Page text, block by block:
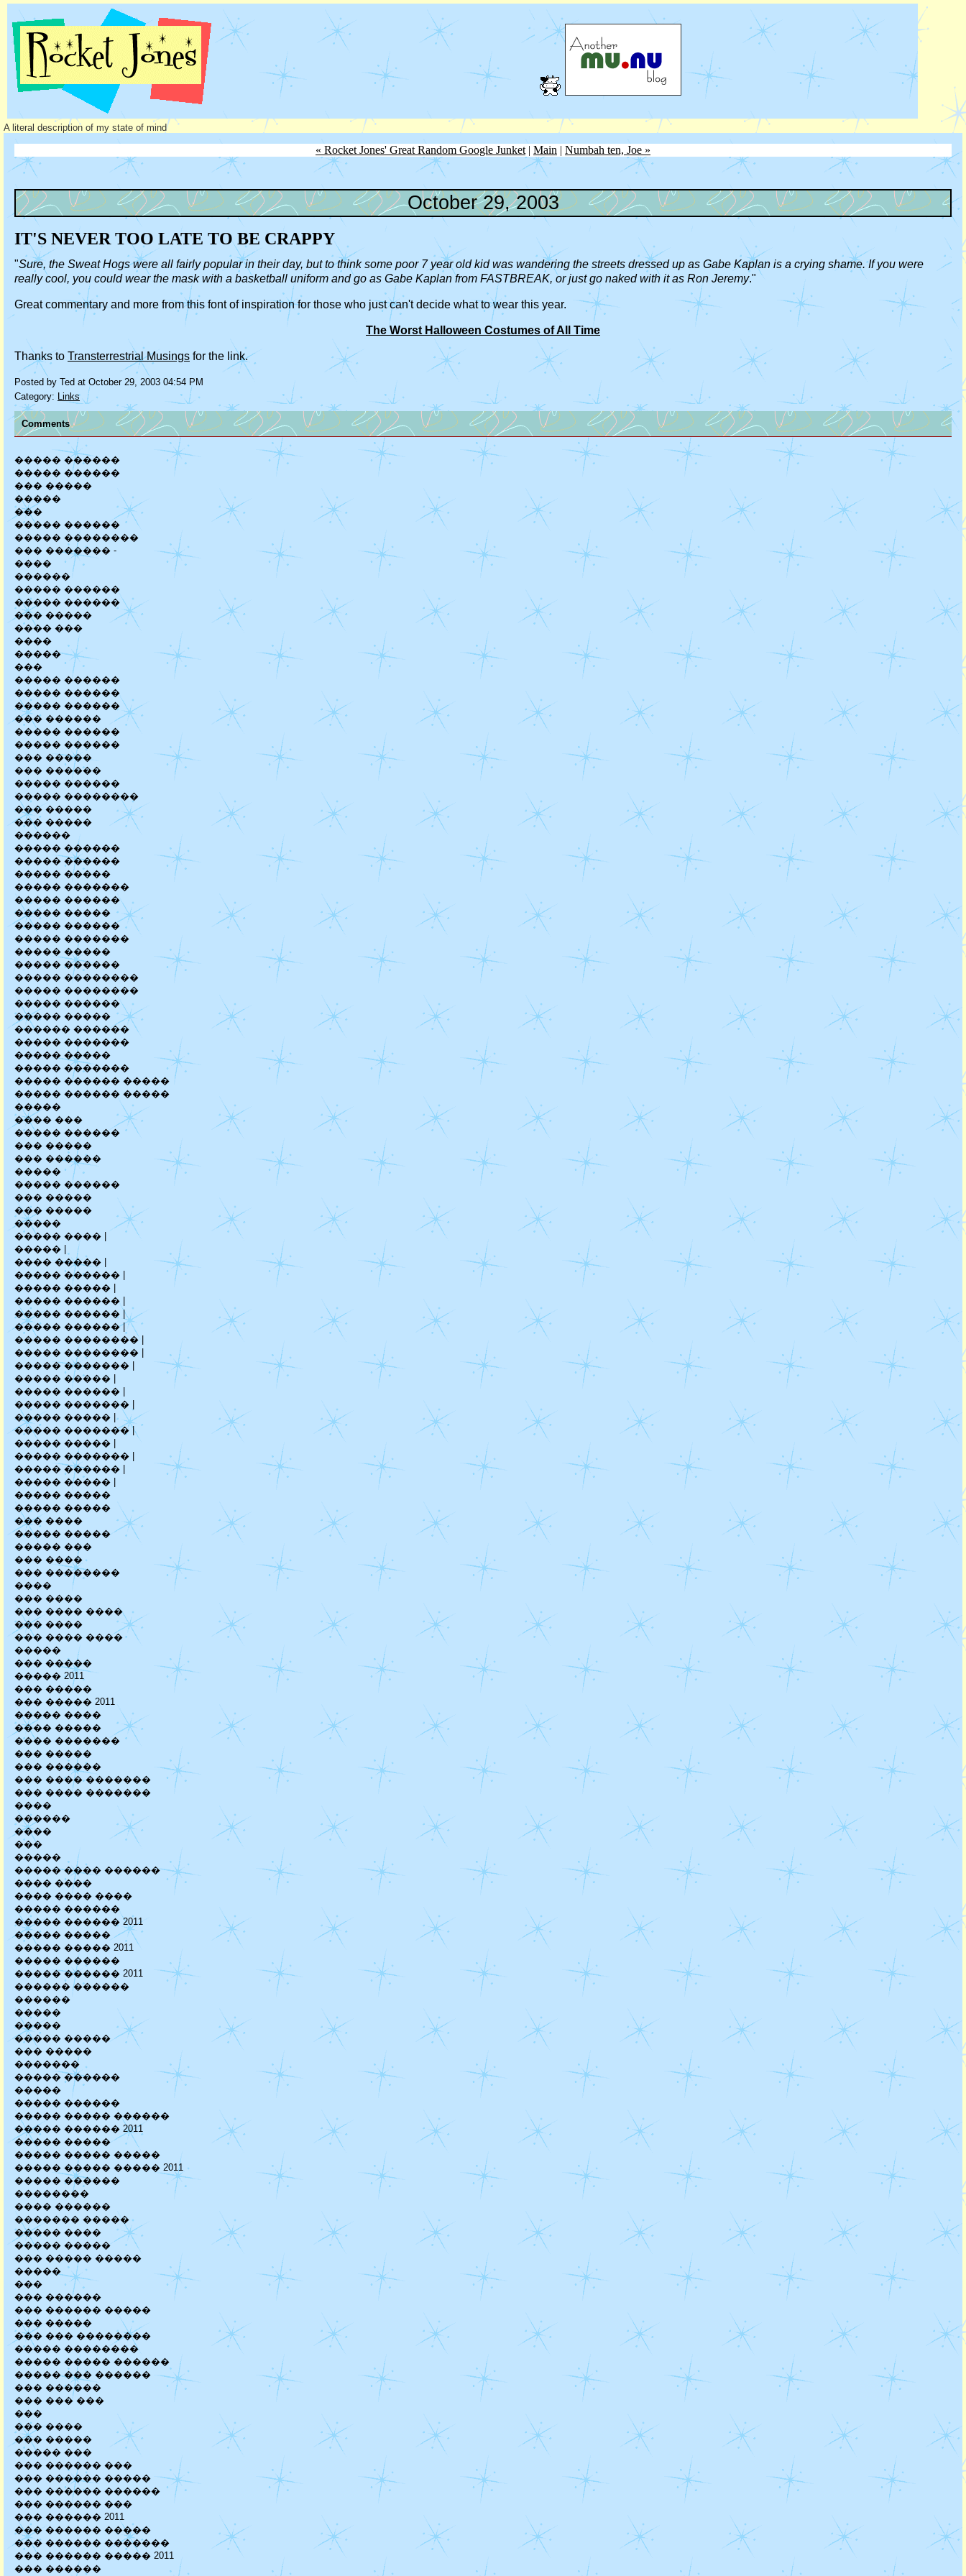
A literal description of my state of mind
« Rocket Jones' Great Random Google Junket | Main | Numbah ten, Joe »
October 29, 2003
IT'S NEVER TOO LATE TO BE CRAPPY
"Sure, the Sweat Hogs were all fairly popular in their day, but to think some poor 7 year old kid was wandering the streets dressed up as Gabe Kaplan is a crying shame. If you were
really cool, you could wear the mask with a basketball uniform and go as Gabe Kaplan from FASTBREAK, or just go naked with it as Ron Jeremy."
Great commentary and more from this font of inspiration for those who just can't decide what to wear this year.
The Worst Halloween Costumes of All Time
Thanks to Transterrestrial Musings for the link.
Posted by Ted at October 29, 2003 04:54 PM
Category: Links
Comments
����� ������
����� ������
��� �����
�����
���
����� ������
����� ��������
��� ������� -
����
������
����� ������
����� ������
��� �����
���� ���
����
�����
���
����� ������
����� ������
����� ������
��� ������
����� ������
����� ������
��� �����
��� ������
����� ������
����� ��������
��� �����
��� �����
������
����� ������
����� ������
����� �����
����� �������
����� ������
����� �����
����� ������
����� �������
����� �����
����� ������
����� ��������
����� ��������
����� ������
����� �����
������ ������
����� �������
����� �����
����� �������
����� ������ �����
����� ������ �����
�����
���� ���
����� ������
��� �����
��� ������
�����
����� ������
��� �����
��� �����
�����
����� ���� |
����� |
���� ����� |
����� ������ |
����� ����� |
����� ������ |
����� ������ |
����� ������ |
����� �������� |
����� �������� |
����� ������� |
����� ����� |
����� ������ |
����� ������� |
����� ����� |
����� ������� |
����� ����� |
����� ������� |
����� ������ |
����� ����� |
����� �����
����� �����
��� ����
����� �����
����� ���
��� ����
��� ��������
����
��� ����
��� ���� ����
��� ����
��� ���� ����
�����
��� �����
����� 2011
��� �����
��� ����� 2011
����� ����
���� �����
���� �������
��� �����
��� ������
��� ���� �������
��� ���� �������
����
������
����
���
�����
����� ���� ������
���� ����
���� ���� ����
����� ������
����� ������ 2011
����� �����
����� ����� 2011
����� ������
����� ������ 2011
������ ������
������
�����
�����
����� �����
��� �����
�������
����� ������
�����
����� ������
����� ����� ������
����� ������ 2011
����� �����
����� ����� �����
����� ����� ����� 2011
����� ������
��������
���� ������
������� �����
����� ����
����� �����
��� ����� �����
�����
���
��� ������
��� ������ �����
��� �����
��� ��� ��������
����� ��������
����� ����� ������
����� ��� ������
��� ������
��� ��� ���
���
��� ����
��� �����
����� ���
��� ������ ���
��� ������ �����
��� ������ ������
��� ������ ���
��� ������ 2011
��� ������ �����
��� ������ �������
��� ������ ����� 2011
��� ������